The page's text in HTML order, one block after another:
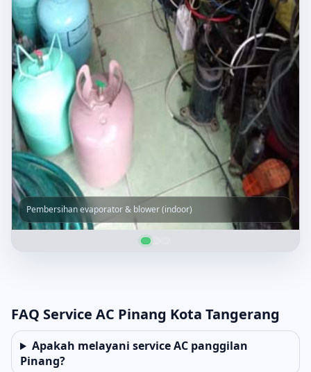
Pembersihan evaporator & blower (indoor)
FAQ Service AC Pinang Kota Tangerang
Apakah melayani service AC panggilan
Pinang?